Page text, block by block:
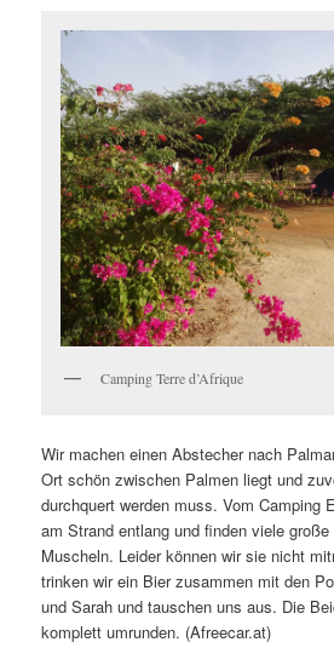
Camping Terre d’Afrique
Wir machen einen Abstecher nach
Ort schön zwischen Palmen liegt und
durchquert werden muss. Vom Camping
am Strand entlang und finden viele
Muscheln. Leider können wir sie nicht
trinken wir ein Bier zusammen mit den
und Sarah und tauschen uns aus. Die
komplett umrunden. (Afreecar.at)